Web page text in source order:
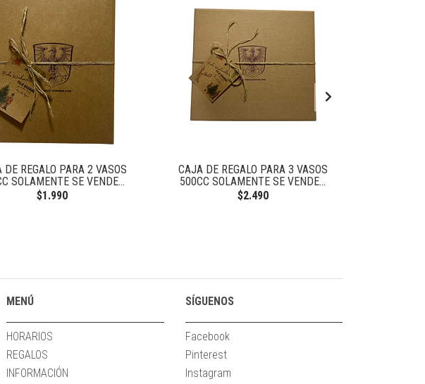
DE REGALO PARA 2 VASOS
SOLAMENTE SE VENDE...
$1.990
CAJA DE REGALO PARA 3 VASOS
500CC SOLAMENTE SE VENDE...
$2.490
MENÚ
HORARIOS
REGALOS
INFORMACIÓN
SÍGUENOS
Facebook
Pinterest
Instagram